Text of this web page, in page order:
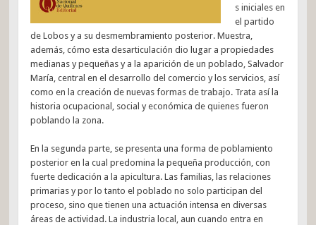
s iniciales en
el partido
de Lobos y a su desmembramiento posterior. Muestra,
además, cómo esta desarticulación dio lugar a propiedades
medianas y pequeñas y a la aparición de un poblado, Salvador
María, central en el desarrollo del comercio y los servicios, así
como en la creación de nuevas formas de trabajo. Trata así la
historia ocupacional, social y económica de quienes fueron
poblando la zona.
En la segunda parte, se presenta una forma de poblamiento
posterior en la cual predomina la pequeña producción, con
fuerte dedicación a la apicultura. Las familias, las relaciones
primarias y por lo tanto el poblado no solo participan del
proceso, sino que tienen una actuación intensa en diversas
áreas de actividad. La industria local, aun cuando entra en